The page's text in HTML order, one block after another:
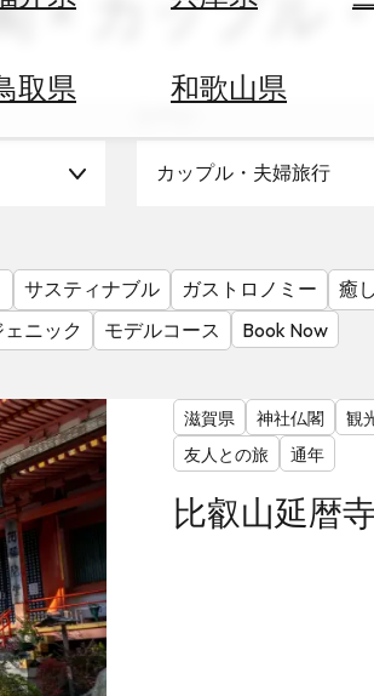
取県 和歌山県
カップル・夫婦旅行
サスティナブル ガストロノミー 癒
ニック モデルコース Book Now
滋賀県 神社仏閣 観
友人との旅
通年
比叡山延暦寺